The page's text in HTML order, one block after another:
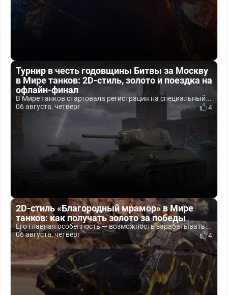
Турнир в честь годовщины Битвы за Москву
в Мире танков: 2D-стиль, золото и поездка на
офлайн-финал
В Мире танков стартовала регистрация на специальный...
06 августа, четверг
4
2D-стиль «Благородный мрамор» в Мире
танков: как получать золото за победы
Его главная особенность — возможность зарабатывать...
06 августа, четверг
4